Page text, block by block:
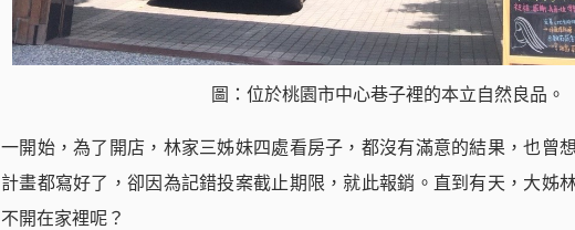
圖：位於桃園市中心巷子裡的本立自然良品。
一開始，為了開店，林家三姊妹四處看房子，都沒有滿意的結果，也曾
計畫都寫好了，卻因為記錯投案截止期限，就此報銷。直到有天，大姊
不開在家裡呢？